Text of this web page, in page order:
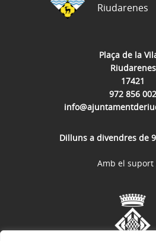
Plaça de la
Riudarenes
17421
972 856 002
Dilluns a divendres de
Riudarenes
Amb el suport